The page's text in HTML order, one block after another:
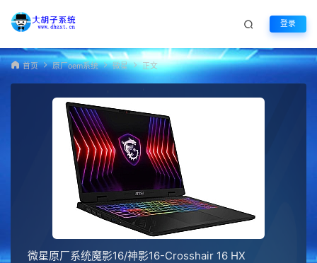
登录
首页 原厂oem系统 微星 正文
微星原厂系统魔影16/神影16-Crosshair 16 HX